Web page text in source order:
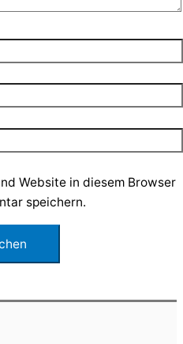
Website in diesem Browser
speichern.